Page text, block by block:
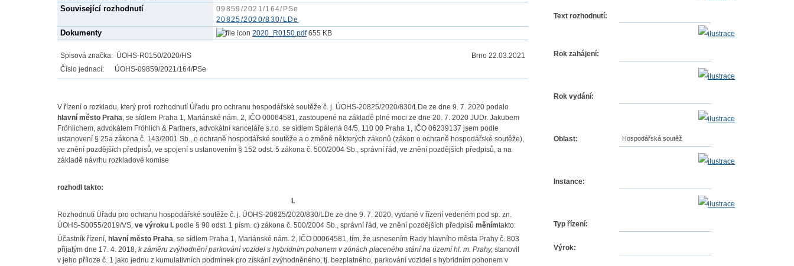
Související rozhodnutí
09859/2021/164/PSe
20825/2020/830/LDe
Dokumenty 2020_R0150.pdf655 KB
Spisová značka: ÚOHS-R0150/2020/HS
Číslo jednací: ÚOHS-09859/2021/164/PSe
Brno 22.03.2021
V řízení o rozkladu, který proti rozhodnutí Úřadu pro ochranu hospodářské soutěže č. j. ÚOHS-20825/2020/830/LDe ze dne 9. 7. 2020 podalo
hlavní město Praha, se sídlem Praha 1, Mariánské nám. 2, IČO 00064581, zastoupené na základě plné moci ze dne 20. 7. 2020 JUDr. Jakubem
Fröhlichem, advokátem Fröhlich & Partners, advokátní kanceláře s.r.o. se sídlem Spálená 84/5, 110 00 Praha 1, IČO 06239137 jsem podle
ustanovení § 25a zákona č. 143/2001 Sb., o ochraně hospodářské soutěže a o změně některých zákonů (zákon o ochraně hospodářské soutěže),
ve znění pozdějších předpisů, ve spojení s ustanovením § 152 odst. 5 zákona č. 500/2004 Sb., správní řád, ve znění pozdějších předpisů, a na
základě návrhu rozkladové komise
rozhodl takto:
I.
Rozhodnutí Úřadu pro ochranu hospodářské soutěže č. j. ÚOHS-20825/2020/830/LDe ze dne 9. 7. 2020, vydané v řízení vedeném pod sp. zn.
ÚOHS-S0055/2019/VS, ve výroku I. podle § 90 odst. 1 písm. c) zákona č. 500/2004 Sb., správní řád, ve znění pozdějších předpisů měnímtakto:
Účastník řízení, hlavní město Praha, se sídlem Praha 1, Mariánské nám. 2, IČO 00064581, tím, že usnesením Rady hlavního města Prahy č. 803
přijatým dne 17. 4. 2018, k záměru zvýhodnění parkování vozidel s hybridním pohonem v zónách placeného stání na území hl. m. Prahy, stanovil
v jeho příloze č. 1 jako jednu z kumulativních podmínek pro získání zvýhodněného, tj. bezplatného, parkování vozidel s hybridním pohonem v
Text rozhodnutí:
Rok zahájení:
Rok vydání:
Oblast: Hospodářská soutěž
Instance:
Typ řízení:
Výrok: